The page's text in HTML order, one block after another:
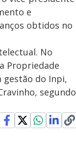
e
obtidos no
No
Propriedade
gestão do Inpi,
segundo